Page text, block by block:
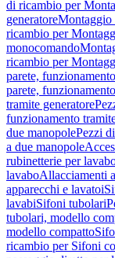
di ricambio per
generatoreMontaggio
ricambio per
monocomando
ricambio per
parete,
parete,
tramite generatore
funzionamento
due manopolePezzi
a due manopole
rubinetterie per
lavaboAllacciamenti
apparecchi e lavatoi
lavabiSifoni tubolari
tubolari, modello
modello compatto
ricambio per Sifoni